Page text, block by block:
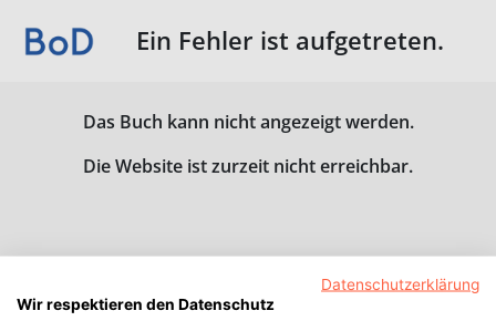
Ein Fehler ist aufgetreten.
Das Buch kann nicht angezeigt werden.
Die Website ist zurzeit nicht erreichbar.
Datenschutzerklärung
Wir respektieren den Datenschutz